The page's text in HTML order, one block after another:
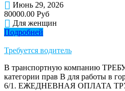
Июнь 29, 2026
80000.00 Руб
Для женщин
Подробней
Требуется водитель
В транспортную компанию
категории прав В для работы в
6/1. ЕЖЕДНЕВНАЯ ОПЛАТА